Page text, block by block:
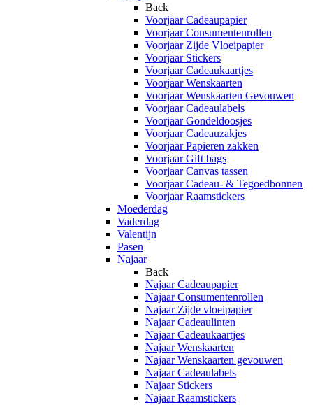
Back
Voorjaar Cadeaupapier
Voorjaar Consumentenrollen
Voorjaar Zijde Vloeipapier
Voorjaar Stickers
Voorjaar Cadeaukaartjes
Voorjaar Wenskaarten
Voorjaar Wenskaarten Gevouwen
Voorjaar Cadeaulabels
Voorjaar Gondeldoosjes
Voorjaar Cadeauzakjes
Voorjaar Papieren zakken
Voorjaar Gift bags
Voorjaar Canvas tassen
Voorjaar Cadeau- & Tegoedbonnen
Voorjaar Raamstickers
Moederdag
Vaderdag
Valentijn
Pasen
Najaar
Back
Najaar Cadeaupapier
Najaar Consumentenrollen
Najaar Zijde vloeipapier
Najaar Cadeaulinten
Najaar Cadeaukaartjes
Najaar Wenskaarten
Najaar Wenskaarten gevouwen
Najaar Cadeaulabels
Najaar Stickers
Najaar Raamstickers